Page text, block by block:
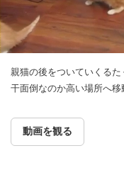
親猫の後をついていくる
干面倒なのか高い場所へ
動画を観る